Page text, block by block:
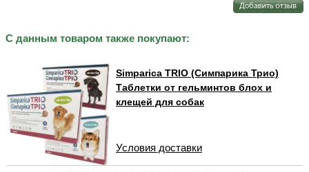
С данным товаром также покупают:
Simparica TRIO (Симпарика Трио)
Таблетки от гельминтов блох и
клещей для собак
Условия доставки